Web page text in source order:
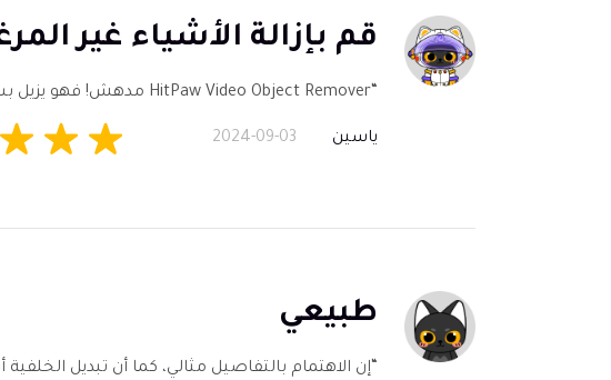
قم بإزالة الأشياء غير
ياسين 2024-09-03
طبيعي
“إن الاهتمام بالتفاصيل مثالي، كما أن تبديل